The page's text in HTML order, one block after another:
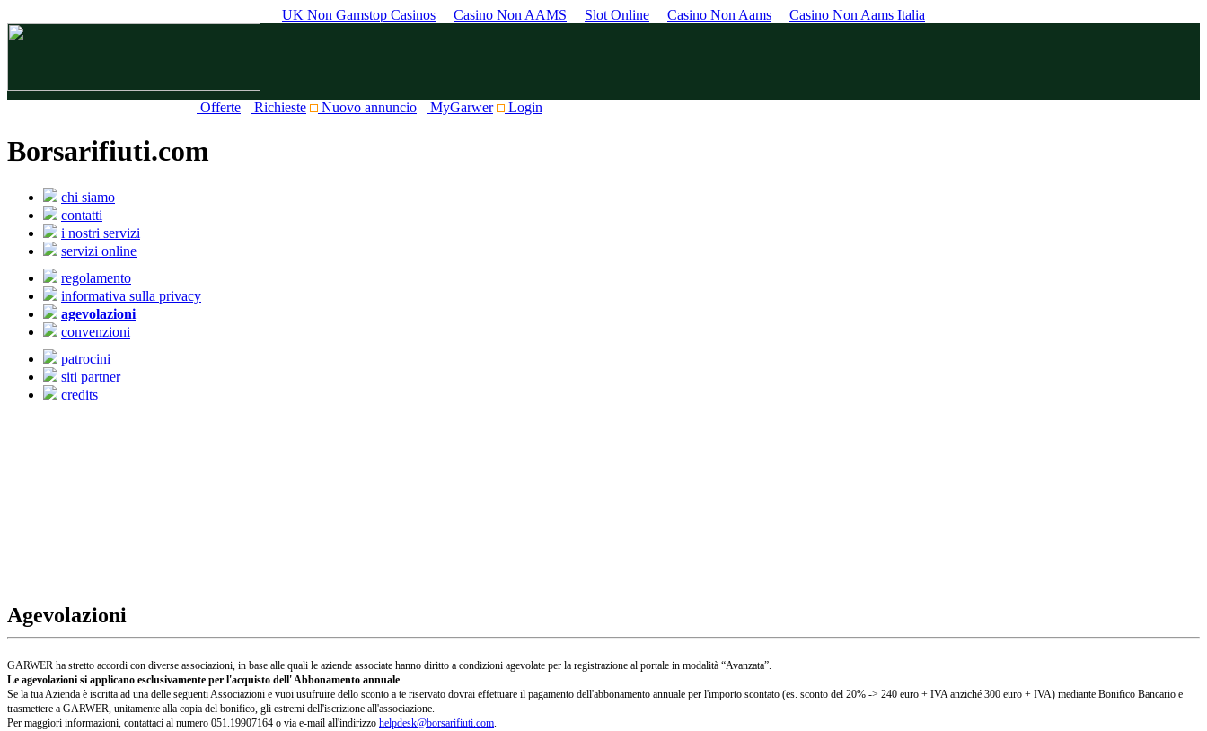
UK Non Gamstop Casinos Casino Non AAMS Slot Online Casino Non Aams Casino Non Aams Italia
Offerte Richieste Nuovo annuncio MyGarwer Login
Borsarifiuti.com
chi siamo
contatti
i nostri servizi
servizi online
regolamento
informativa sulla privacy
agevolazioni
convenzioni
patrocini
siti partner
credits
Agevolazioni
GARWER ha stretto accordi con diverse associazioni, in base alle quali le aziende associate hanno diritto a condizioni agevolate per la registrazione al portale in modalità “Avanzata”.
Le agevolazioni si applicano esclusivamente per l'acquisto dell' Abbonamento annuale.
Se la tua Azienda è iscritta ad una delle seguenti Associazioni e vuoi usufruire dello sconto a te riservato dovrai effettuare il pagamento dell'abbonamento annuale per l'importo scontato (es. sconto del 20% -> 240 euro + IVA anziché 300 euro + IVA) mediante Bonifico Bancario e
trasmettere a GARWER, unitamente alla copia del bonifico, gli estremi dell'iscrizione all'associazione.
Per maggiori informazioni, contattaci al numero 051.19907164 o via e-mail all'indirizzo helpdesk@borsarifiuti.com.